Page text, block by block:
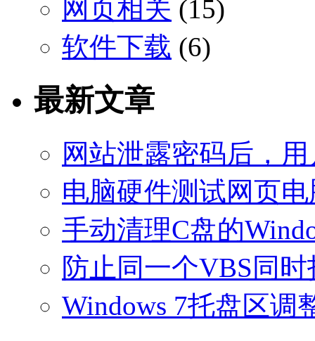
网页相关 (15)
软件下载 (6)
最新文章
网站泄露密码后，
电脑硬件测试网页
手动清理C盘的
防止同一个VBS同
Windows 7托盘区调